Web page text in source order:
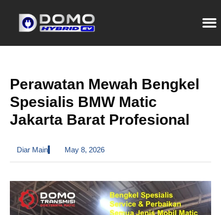
Perawatan Mewah Bengkel
Spesialis BMW Matic
Jakarta Barat Profesional
Diar Main May 8, 2026